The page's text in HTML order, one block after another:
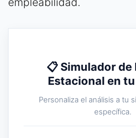
📋 Simulador
Estacional en
Personaliza el análisis a tu
específica.